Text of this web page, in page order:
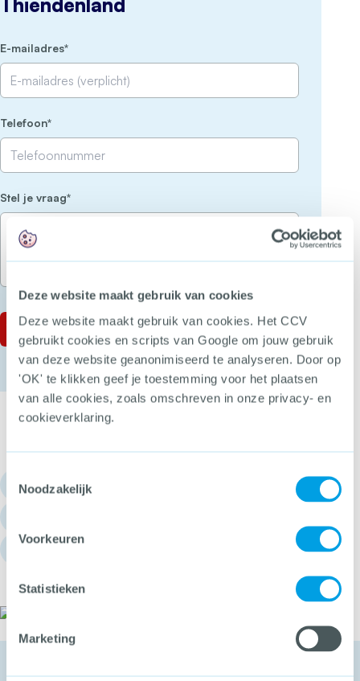
Deze website maakt gebruik van cookies
Deze website maakt gebruik van cookies. Het CCV
gebruikt cookies en scripts van Google om jouw gebruik
van deze website geanonimiseerd te analyseren. Door op
'OK' te klikken geef je toestemming voor het plaatsen
van alle cookies, zoals omschreven in onze privacy- en
cookieverklaring.
Toestemmingsselectie
Noodzakelijk
Voorkeuren
Statistieken
Marketing
Thiendenland
E-mailadres
Telefoon
Stel je vraag
030 - 751 6700
Churchilllaan 11, 3527 GV Utrecht